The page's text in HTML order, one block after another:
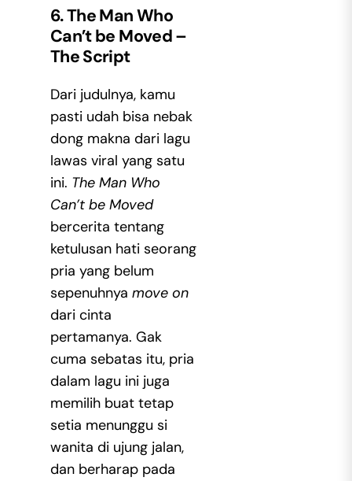
6. The Man Who
Can’t be Moved –
The Script
Dari judulnya, kamu
pasti udah bisa nebak
dong makna dari lagu
lawas viral yang satu
ini. The Man Who
Can’t be Moved
bercerita tentang
ketulusan hati seorang
pria yang belum
sepenuhnya move on
dari cinta
pertamanya. Gak
cuma sebatas itu, pria
dalam lagu ini juga
memilih buat tetap
setia menunggu si
wanita di ujung jalan,
dan berharap pada